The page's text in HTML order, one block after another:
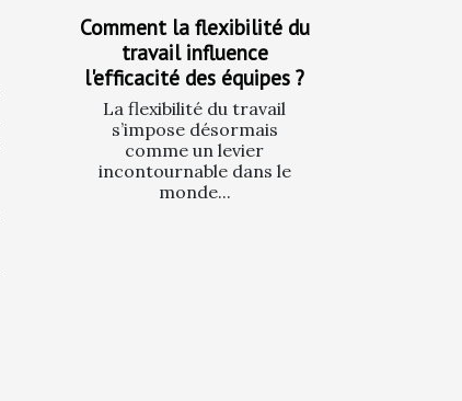
Comment la flexibilité du
travail influence
l'efficacité des équipes ?
La flexibilité du travail
s’impose désormais
comme un levier
incontournable dans le
monde...